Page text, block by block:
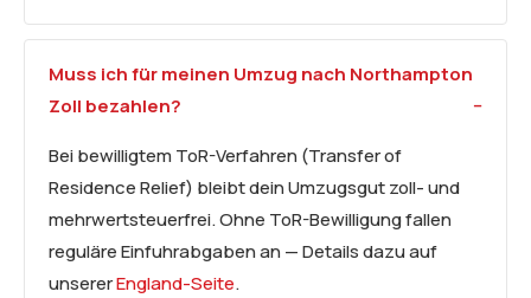
Muss ich für meinen Umzug nach Northampton
Zoll bezahlen?
Bei bewilligtem ToR-Verfahren (Transfer of
Residence Relief) bleibt dein Umzugsgut zoll- und
mehrwertsteuerfrei. Ohne ToR-Bewilligung fallen
reguläre Einfuhrabgaben an — Details dazu auf
unsererEngland-Seite.